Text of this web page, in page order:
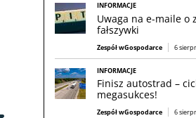
INFORMACJE
Uwaga na e-maile o
fałszywki
Zespół wGospodarce 6
INFORMACJE
Finisz autostrad –
megasukces!
Zespół wGospodarce 6